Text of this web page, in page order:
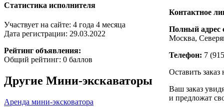
Статистика исполнителя
Участвует на сайте: 4 года 4 месяца
Дата регистрации: 29.03.2022
Рейтинг объявления:
Общий рейтинг: 0 баллов
Другие Мини-экскаваторы
Аренда мини-эксковатора
Контактное
Полный адрес
Москва,
Телефон: 7
Оставить
Ваш заказ
и предложат